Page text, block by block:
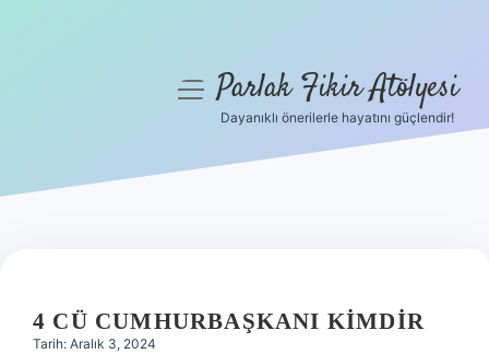
Hakkımızda
menüyüParlak Fikir Atölyesi
Dayanıklı önerilerle hayatını güçlendir!
4 CÜ CUMHURBAŞKANI KIMDIR
Tarih: Aralık 3, 2024